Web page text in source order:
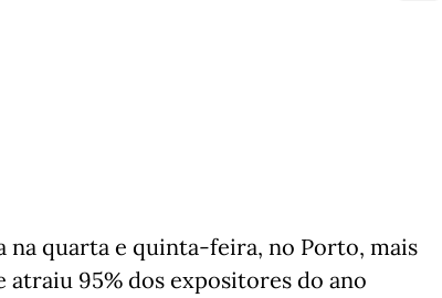
na quarta e quinta-feira, no Porto, mais
atraiu 95% dos expositores do ano